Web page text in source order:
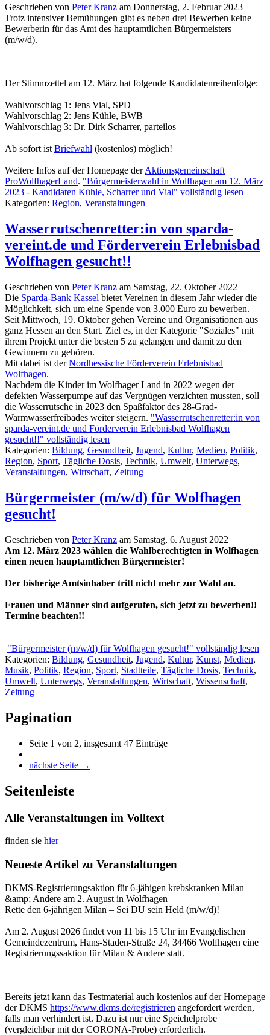
Geschrieben von Peter Kranz am Donnerstag, 2. Februar 2023
Trotz intensiver Bemühungen gibt es neben drei Bewerben keine
Bewerberin für das Amt des hauptamtlichen Bürgermeisters
(m/w/d).
Der Stimmzettel am 12. März hat folgende Kandidatenreihenfolge:
Wahlvorschlag 1: Jens Vial, SPD
Wahlvorschlag 2: Jens Kühle, BWB
Wahlvorschlag 3: Dr. Dirk Scharrer, parteilos
Ab sofort istBriefwahl (kostenlos) möglich!
Weitere Infos auf der Homepage derAktionsgemeinschaft
ProWolfhagerLand. "Bürgermeisterwahl in Wolfhagen am 12. März
2023 - Kandidaten Kühle, Scharrer und Vial" vollständig lesen
Kategorien: Region, Veranstaltungen
Wasserrutschenretter:in von sparda-
vereint.de und Förderverein Erlebnisbad
Wolfhagen gesucht!!
Geschrieben von Peter Kranz am Samstag, 22. Oktober 2022
Die Sparda-Bank Kassel bietet Vereinen in diesem Jahr wieder die
Möglichkeit, sich um eine Spende von 3.000 Euro zu bewerben.
Seit Mittwoch, 19. Oktober gehen Vereine und Organisationen aus
ganz Hessen an den Start. Ziel es, in der Kategorie "Soziales" mit
ihrem Projekt unter die besten 5 zu gelangen und damit zu den
Gewinnern zu gehören.
Mit dabei ist derNordhessische Förderverein Erlebnisbad
Wolfhagen.
Nachdem die Kinder im Wolfhager Land in 2022 wegen der
defekten Wasserpumpe auf das Vergnügen verzichten mussten, soll
die Wasserrutsche in 2023 den Spaßfaktor des 28-Grad-
Warmwasserfreibades weiter steigern. "Wasserrutschenretter:in von
sparda-vereint.de und Förderverein Erlebnisbad Wolfhagen
gesucht!!" vollständig lesen
Kategorien: Bildung, Gesundheit, Jugend, Kultur, Medien, Politik,
Region, Sport, Tägliche Dosis, Technik, Umwelt, Unterwegs,
Veranstaltungen, Wirtschaft, Zeitung
Bürgermeister (m/w/d) für Wolfhagen
gesucht!
Geschrieben von Peter Kranz am Samstag, 6. August 2022
Am 12. März 2023 wählen die Wahlberechtigten in Wolfhagen
einen neuen hauptamtlichen Bürgermeister!
Der bisherige Amtsinhaber tritt nicht mehr zur Wahl an.
Frauen und Männer sind aufgerufen, sich jetzt zu bewerben!!
Termine beachten!!
"Bürgermeister (m/w/d) für Wolfhagen gesucht!" vollständig lesen
Kategorien: Bildung, Gesundheit, Jugend, Kultur, Kunst, Medien,
Musik, Politik, Region, Sport, Stadtteile, Tägliche Dosis, Technik,
Umwelt, Unterwegs, Veranstaltungen, Wirtschaft, Wissenschaft,
Zeitung
Pagination
Seite 1 von 2, insgesamt 47 Einträge
nächste Seite →
Seitenleiste
Alle Veranstaltungen im Volltext
finden sie hier
Neueste Artikel zu Veranstaltungen
DKMS-Registrierungsaktion für 6-jähigen krebskranken Milan
&amp; Andere am 2. August in Wolfhagen
Rette den 6-jährigen Milan – Sei DU sein Held (m/w/d)!
Am 2. August 2026 findet von 11 bis 15 Uhr im Evangelischen
Gemeindezentrum, Hans-Staden-Straße 24, 34466 Wolfhagen eine
Registrierungssaktion für Milan & Andere statt.
Bereits jetzt kann das Testmaterial auch kostenlos auf der Homepage
der DKMS https://www.dkms.de/registrieren angefordert werden,
falls man verhindert ist. Dazu ist nur eine Speichelprobe
(vergleichbar mit der CORONA-Probe) erforderlich.